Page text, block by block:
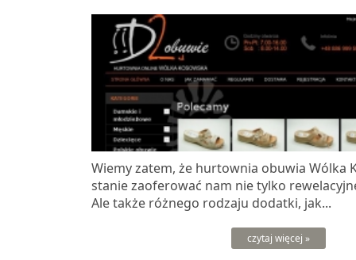
Wiemy zatem, że hurtownia obuwia Wólka
stanie zaoferować nam nie tylko
Ale także różnego rodzaju dodatki, jak...
czytaj więcej »